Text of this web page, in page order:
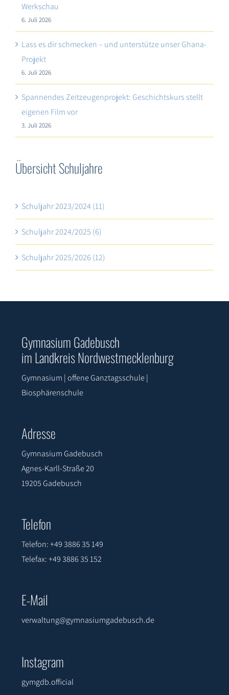
Werkschau
6. Juli 2026
Lass es dir schmecken – und unterstütze unser Ghana-
Projekt
6. Juli 2026
Spannendes Zeitzeugenprojekt: Geschichtskurs stellt
eigenen Film vor
3. Juli 2026
Übersicht Schuljahre
Schuljahr 2023/2024 (11)
Schuljahr 2024/2025 (6)
Schuljahr 2025/2026 (12)
Gymnasium Gadebusch
im Landkreis Nordwestmecklenburg
Gymnasium | offene Ganztagsschule |
Biosphärenschule
Adresse
Gymnasium Gadebusch
Agnes-Karll-Straße 20
19205 Gadebusch
Telefon
Telefon: +49 3886 35 149
Telefax: +49 3886 35 152
E-Mail
verwaltung@gymnasiumgadebusch.de
Instagram
gymgdb.official